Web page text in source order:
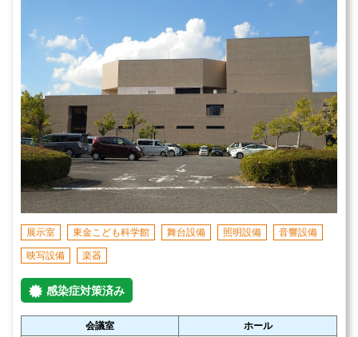
展示室 東金こども科学館 舞台設備 照明設備
音響設備
映写設備
楽器
感染症対策済み
会議室
ホール